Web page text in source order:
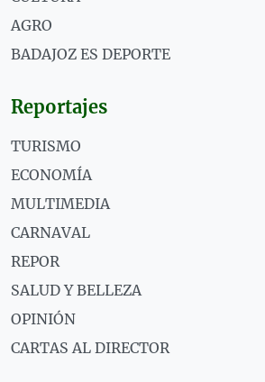
AGRO
BADAJOZ ES DEPORTE
Reportajes
TURISMO
ECONOMÍA
MULTIMEDIA
CARNAVAL
REPOR
SALUD Y BELLEZA
OPINIÓN
CARTAS AL DIRECTOR